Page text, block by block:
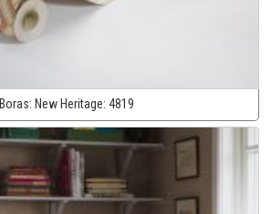
Boras: New Heritage: 4819